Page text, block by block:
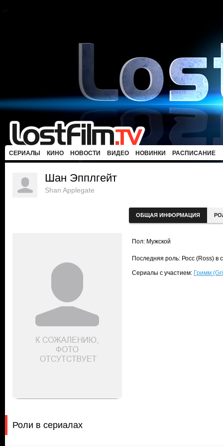
СЕРИАЛЫ КИНО НОВОСТИ ВИДЕО НОВИНКИ РАСПИСАНИЕ
Шан Эпплгейт
Shan Applegate
ОБЩАЯ ИНФОРМАЦИЯ
Пол: Мужской
Последняя роль: Росс (Ross) в
Сериалы с участием: Гримм
Роли в сериалах